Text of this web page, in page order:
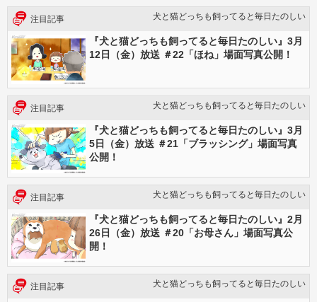
注目記事 犬と猫どっちも飼ってると毎日たのしい
『犬と猫どっちも飼ってると毎日たのしい』3月
12日（金）放送 ＃22「ほね」場面写真公開！
注目記事 犬と猫どっちも飼ってると毎日たのしい
『犬と猫どっちも飼ってると毎日たのしい』3月
5日（金）放送 ＃21「ブラッシング」場面写真
公開！
注目記事 犬と猫どっちも飼ってると毎日たのしい
『犬と猫どっちも飼ってると毎日たのしい』2月
26日（金）放送 ＃20「お母さん」場面写真公
開！
注目記事 犬と猫どっちも飼ってると毎日たのしい